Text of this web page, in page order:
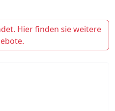
Hier finden sie weitere